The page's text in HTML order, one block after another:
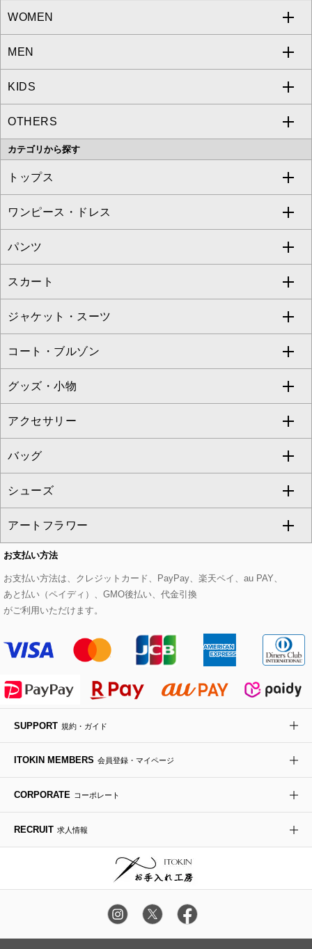
WOMEN
a.v.v
MICHEL KLEIN
MK MICHEL KLEIN
OFUON le MK
eur3
Maison de CINQ
MK MICHEL KLEIN BAG
HIROKO KOSHINO
MEN
a.v.v
MICHEL KLEIN HOMME
MK MICHEL KLEIN HOMME
KIDS
a.v.v
OTHERS
MK MICHEL KLEIN BAG
カテゴリから探す
トップス
すべてのトップス
カットソー・Tシャツ
ブラウス・シャツ
ニット・セーター
カーディガン
アンサンブルセット
ベスト・ジレ
パーカー
タンクトップ・キャミソール
スウェット・ジャージー
その他のトップス
ワンピース・ドレス
すべてのワンピース・ドレス
ワンピース
ドレス
チュニック
ジャンパースカート
その他のワンピース・ドレス
パンツ
すべてのパンツ
フルレングスパンツ
クロップド・半端丈パンツ
ガウチョ・ワイドパンツ
ハーフ・ショート丈パンツ
サロペット・オールインワン
その他のパンツ
スカート
すべてのスカート
ロング・マキシ丈スカート
ひざ丈スカート
ミモレ丈スカート
ショート・ミニ丈スカート
その他のスカート
ジャケット・スーツ
すべてのジャケット・スーツ
テーラードジャケット
ノーカラージャケット
セットアップ
セットアップジャケット
セットアップパンツ
セットアップスカート
セットアップワンピース
コート・ブルゾン
すべてのコート・ブルゾン
トレンチコート
ピーコート
ダッフルコート
チェスターコート
モッズコート
ステンカラーコート
ライダースジャケット
デニムジャケット
ダウンジャケット・コート
グッズ・小物
すべてのグッズ・小物
マスク
ストール・マフラー・スヌード
ベルト・サスペンダー
帽子
ヘアアクセサリー
ハンカチ・バンダナ
手袋
チャーム・ストラップ
アクセサリー
すべてのアクセサリー
ネックレス
ピアス・イヤリング
ブレスレット・バングル
ブローチ・コサージュ
バッグ
すべてのバッグ
トートバッグ
ショルダーバッグ
ボストンバッグ
バックパック・リュック
ボディバッグ・メッセンジャーバッグ
トラベルバッグ
シューズ
すべてのシューズ
パンプス
スニーカー
フラットシューズ
ローファー
ドレスシューズ
アートフラワー
すべてのアートフラワー
ローズ
カサブランカ・カラー
ラナンキュラス
ポプリアレンジ＆フレグランス
お支払い方法
お支払い方法は、クレジットカード、PayPay、楽天ペイ、au PAY、
あと払い（ペイディ）、GMO後払い、代金引換
がご利用いただけます。
SUPPORT 規約・ガイド
ITOKIN MEMBERS 会員登録・マイページ
CORPORATE コーポレート
RECRUIT 求人情報